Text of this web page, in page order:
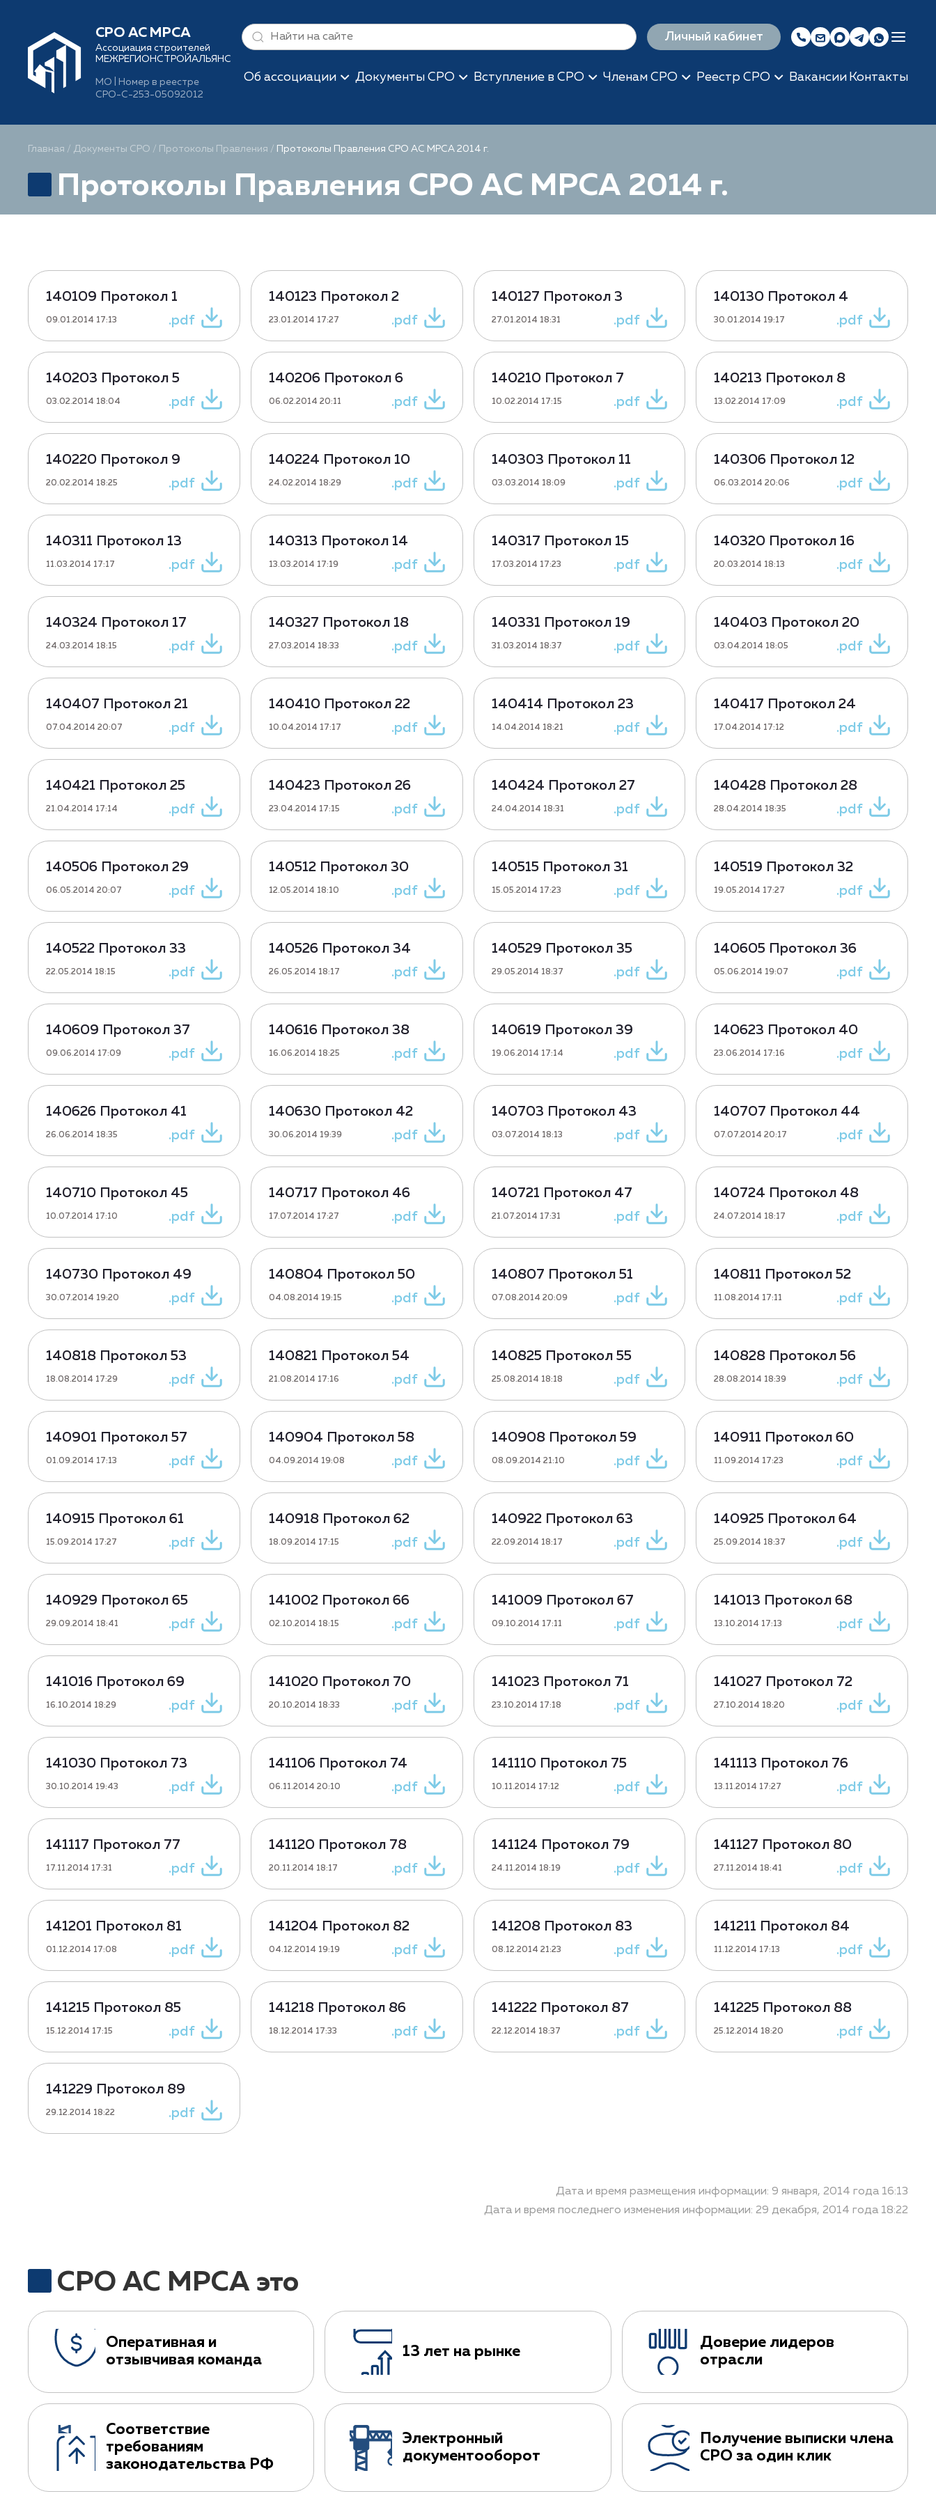
СРО АС МРСА
Ассоциация строителей
МЕЖРЕГИОНСТРОЙАЛЬЯНС
МО | Номер в реестре
СРО-С-253-05092012
Личный кабинет
Об ассоциации Документы СРО Вступление в СРО Членам СРО Реестр СРО Вакансии Контакты
Главная / Документы СРО / Протоколы Правления / Протоколы Правления СРО АС МРСА 2014 г.
Протоколы Правления СРО АС МРСА 2014 г.
140109 Протокол 1
.pdf
09.01.2014 17:13
140123 Протокол 2
.pdf
23.01.2014 17:27
140127 Протокол 3
.pdf
27.01.2014 18:31
140130 Протокол 4
.pdf
30.01.2014 19:17
140203 Протокол 5
.pdf
03.02.2014 18:04
140206 Протокол 6
.pdf
06.02.2014 20:11
140210 Протокол 7
.pdf
10.02.2014 17:15
140213 Протокол 8
.pdf
13.02.2014 17:09
140220 Протокол 9
.pdf
20.02.2014 18:25
140224 Протокол 10
.pdf
24.02.2014 18:29
140303 Протокол 11
.pdf
03.03.2014 18:09
140306 Протокол 12
.pdf
06.03.2014 20:06
140311 Протокол 13
.pdf
11.03.2014 17:17
140313 Протокол 14
.pdf
13.03.2014 17:19
140317 Протокол 15
.pdf
17.03.2014 17:23
140320 Протокол 16
.pdf
20.03.2014 18:13
140324 Протокол 17
.pdf
24.03.2014 18:15
140327 Протокол 18
.pdf
27.03.2014 18:33
140331 Протокол 19
.pdf
31.03.2014 18:37
140403 Протокол 20
.pdf
03.04.2014 18:05
140407 Протокол 21
.pdf
07.04.2014 20:07
140410 Протокол 22
.pdf
10.04.2014 17:17
140414 Протокол 23
.pdf
14.04.2014 18:21
140417 Протокол 24
.pdf
17.04.2014 17:12
140421 Протокол 25
.pdf
21.04.2014 17:14
140423 Протокол 26
.pdf
23.04.2014 17:15
140424 Протокол 27
.pdf
24.04.2014 18:31
140428 Протокол 28
.pdf
28.04.2014 18:35
140506 Протокол 29
.pdf
06.05.2014 20:07
140512 Протокол 30
.pdf
12.05.2014 18:10
140515 Протокол 31
.pdf
15.05.2014 17:23
140519 Протокол 32
.pdf
19.05.2014 17:27
140522 Протокол 33
.pdf
22.05.2014 18:15
140526 Протокол 34
.pdf
26.05.2014 18:17
140529 Протокол 35
.pdf
29.05.2014 18:37
140605 Протокол 36
.pdf
05.06.2014 19:07
140609 Протокол 37
.pdf
09.06.2014 17:09
140616 Протокол 38
.pdf
16.06.2014 18:25
140619 Протокол 39
.pdf
19.06.2014 17:14
140623 Протокол 40
.pdf
23.06.2014 17:16
140626 Протокол 41
.pdf
26.06.2014 18:35
140630 Протокол 42
.pdf
30.06.2014 19:39
140703 Протокол 43
.pdf
03.07.2014 18:13
140707 Протокол 44
.pdf
07.07.2014 20:17
140710 Протокол 45
.pdf
10.07.2014 17:10
140717 Протокол 46
.pdf
17.07.2014 17:27
140721 Протокол 47
.pdf
21.07.2014 17:31
140724 Протокол 48
.pdf
24.07.2014 18:17
140730 Протокол 49
.pdf
30.07.2014 19:20
140804 Протокол 50
.pdf
04.08.2014 19:15
140807 Протокол 51
.pdf
07.08.2014 20:09
140811 Протокол 52
.pdf
11.08.2014 17:11
140818 Протокол 53
.pdf
18.08.2014 17:29
140821 Протокол 54
.pdf
21.08.2014 17:16
140825 Протокол 55
.pdf
25.08.2014 18:18
140828 Протокол 56
.pdf
28.08.2014 18:39
140901 Протокол 57
.pdf
01.09.2014 17:13
140904 Протокол 58
.pdf
04.09.2014 19:08
140908 Протокол 59
.pdf
08.09.2014 21:10
140911 Протокол 60
.pdf
11.09.2014 17:23
140915 Протокол 61
.pdf
15.09.2014 17:27
140918 Протокол 62
.pdf
18.09.2014 17:15
140922 Протокол 63
.pdf
22.09.2014 18:17
140925 Протокол 64
.pdf
25.09.2014 18:37
140929 Протокол 65
.pdf
29.09.2014 18:41
141002 Протокол 66
.pdf
02.10.2014 18:15
141009 Протокол 67
.pdf
09.10.2014 17:11
141013 Протокол 68
.pdf
13.10.2014 17:13
141016 Протокол 69
.pdf
16.10.2014 18:29
141020 Протокол 70
.pdf
20.10.2014 18:33
141023 Протокол 71
.pdf
23.10.2014 17:18
141027 Протокол 72
.pdf
27.10.2014 18:20
141030 Протокол 73
.pdf
30.10.2014 19:43
141106 Протокол 74
.pdf
06.11.2014 20:10
141110 Протокол 75
.pdf
10.11.2014 17:12
141113 Протокол 76
.pdf
13.11.2014 17:27
141117 Протокол 77
.pdf
17.11.2014 17:31
141120 Протокол 78
.pdf
20.11.2014 18:17
141124 Протокол 79
.pdf
24.11.2014 18:19
141127 Протокол 80
.pdf
27.11.2014 18:41
141201 Протокол 81
.pdf
01.12.2014 17:08
141204 Протокол 82
.pdf
04.12.2014 19:19
141208 Протокол 83
.pdf
08.12.2014 21:23
141211 Протокол 84
.pdf
11.12.2014 17:13
141215 Протокол 85
.pdf
15.12.2014 17:15
141218 Протокол 86
.pdf
18.12.2014 17:33
141222 Протокол 87
.pdf
22.12.2014 18:37
141225 Протокол 88
.pdf
25.12.2014 18:20
141229 Протокол 89
.pdf
29.12.2014 18:22
Дата и время размещения информации: 9 января, 2014 года 16:13
Дата и время последнего изменения информации: 29 декабря, 2014 года 18:22
СРО АС МРСА это
Оперативная и
отзывчивая команда
13 лет на рынке
Доверие лидеров
отрасли
Соответствие
требованиям
законодательства РФ
Электронный
документооборот
Получение выписки члена
СРО за один клик